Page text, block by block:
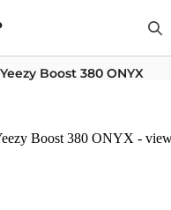
Boost 380 ONYX